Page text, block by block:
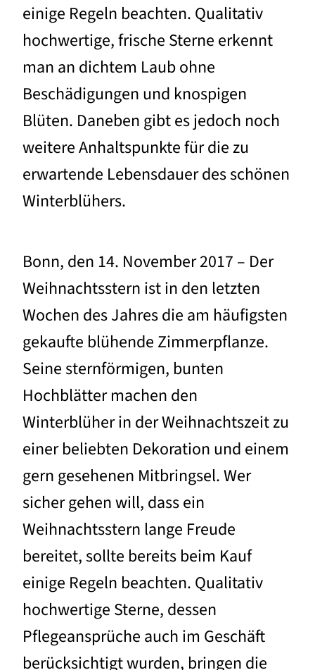
einige Regeln beachten. Qualitativ
hochwertige, frische Sterne erkennt
man an dichtem Laub ohne
Beschädigungen und knospigen
Blüten. Daneben gibt es jedoch noch
weitere Anhaltspunkte für die zu
erwartende Lebensdauer des schönen
Winterblühers.
Bonn, den 14. November 2017 – Der
Weihnachtsstern ist in den letzten
Wochen des Jahres die am häufigsten
gekaufte blühende Zimmerpflanze.
Seine sternförmigen, bunten
Hochblätter machen den
Winterblüher in der Weihnachtszeit zu
einer beliebten Dekoration und einem
gern gesehenen Mitbringsel. Wer
sicher gehen will, dass ein
Weihnachtsstern lange Freude
bereitet, sollte bereits beim Kauf
einige Regeln beachten. Qualitativ
hochwertige Sterne, dessen
Pflegeansprüche auch im Geschäft
berücksichtigt wurden, bringen die